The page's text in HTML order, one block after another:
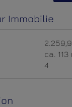
Immobilie
ca. 113
4